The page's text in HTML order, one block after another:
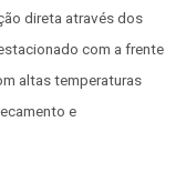
direta através dos
com a frente
altas temperaturas
e